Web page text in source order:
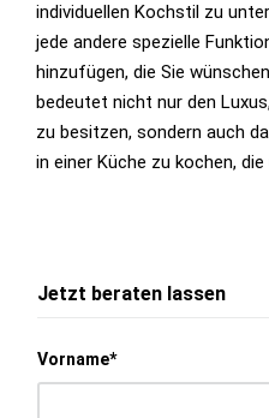
individuellen Kochstil zu
jede andere spezielle
hinzufügen, die Sie
bedeutet nicht nur den
zu besitzen, sondern auch
in einer Küche zu kochen,
Jetzt beraten lassen
Vorname*